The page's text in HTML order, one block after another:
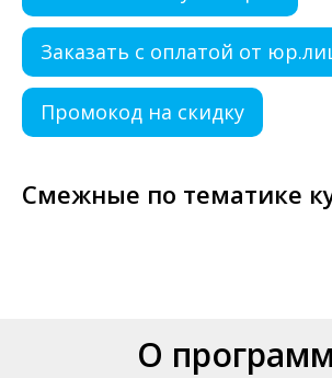
Заказать с оплатой от
Промокод на скидку
Смежные по тематике
О